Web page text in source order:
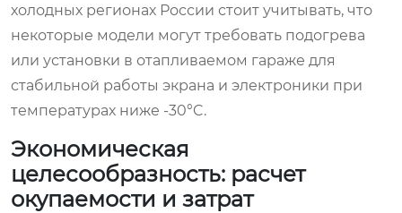
холодных регионах России стоит учитывать, что
некоторые модели могут требовать подогрева
или установки в отапливаемом гараже для
стабильной работы экрана и электроники при
температурах ниже -30°C.
Экономическая
целесообразность: расчет
окупаемости и затрат